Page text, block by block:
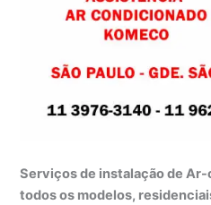
Serviços de instalação de
todos os modelos,